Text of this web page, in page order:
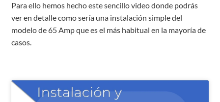
Para ello hemos hecho este sencillo video donde podrás
ver en detalle como sería una instalación simple del
modelo de 65 Amp que es el más habitual en la mayoría de
casos.